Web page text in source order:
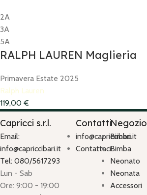
2A
3A
5A
RALPH LAUREN Maglieria
Primavera Estate 2025
Ralph Lauren
119,00 €
Capricci s.r.l.
Email:
info@capriccibari.it
Tel: 080/5617293
Lun - Sab
Ore: 9:00 - 19:00
Contatti
info@capriccibari.it
Contattaci
Negozio
Bimbo
Bimba
Neonato
Neonata
Accessori